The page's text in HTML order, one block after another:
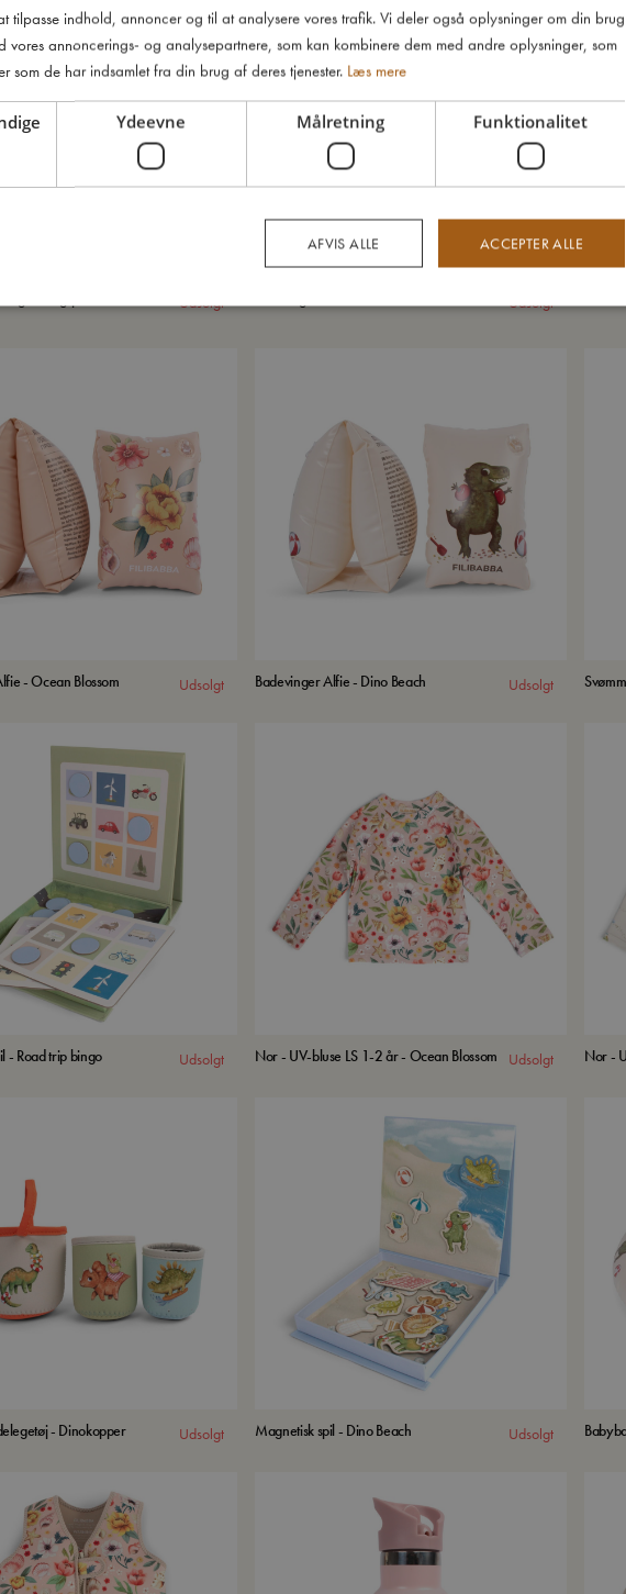
Udsolgt Udsolgt
- Ocean Blossom Udsolgt Badevinger Alfie - Dino Beach Udsolgt
- Road trip bingo Udsolgt Nor - UV-bluse LS 1-2 år - Ocean Blossom Udsolgt Nor -
- Dinokopper Udsolgt Magnetisk spil - Dino Beach Udsolgt
DANISH
tilpasse indhold, annoncer og til at analysere vores trafik. Vi deler også oplysninger om din brug
vores annoncerings- og analysepartnere, som kan kombinere dem med andre oplysninger, som
som de har indsamlet fra din brug af deres tjenester. Læs mere
Ydeevne Målretning Funktionalitet
ACCEPTER ALLE
AFVIS ALLE